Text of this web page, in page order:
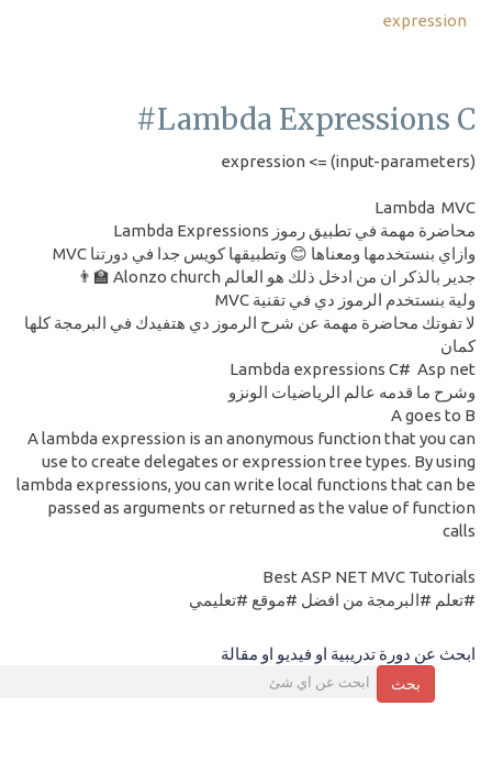
expression
Lambda Expressions C#
(input-parameters) => expression
Lambda MVC
محاضرة مهمة في تطبيق رموز Lambda Expressions
وازاي بنستخدمها ومعناها 😊 وتطبيقها كويس جدا في دورتنا MVC
جدير بالذكر ان من ادخل ذلك هو العالم Alonzo church 👨‍🏫
ولية بنستخدم الرموز دي في تقنية MVC
لا تفوتك محاضرة مهمة عن شرح الرموز دي هتفيدك في البرمجة كلها
كمان
Lambda expressions C# Asp net
وشرح ما قدمه عالم الرياضيات الونزو
A goes to B
A lambda expression is an anonymous function that you can
use to create delegates or expression tree types. By using
lambda expressions, you can write local functions that can be
passed as arguments or returned as the value of function
calls
Best ASP NET MVC Tutorials
#تعلم #البرمجة من افضل #موقع #تعليمي
ابحث عن دورة تدريبية او فيديو او مقالة
بحث